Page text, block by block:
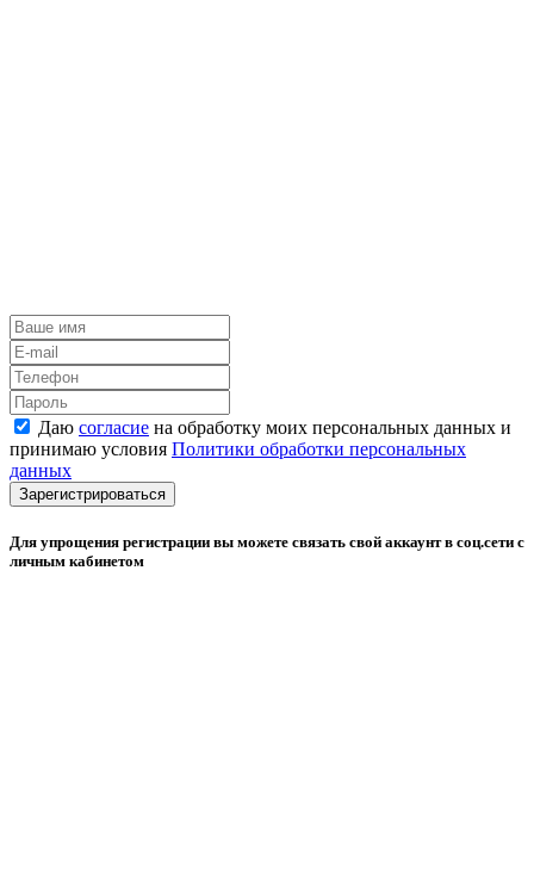
Даю согласие на обработку моих персональных данных и
принимаю условия Политики обработки персональных
данных
Зарегистрироваться
Для упрощения регистрации вы можете связать свой аккаунт в соц.сети с
личным кабинетом